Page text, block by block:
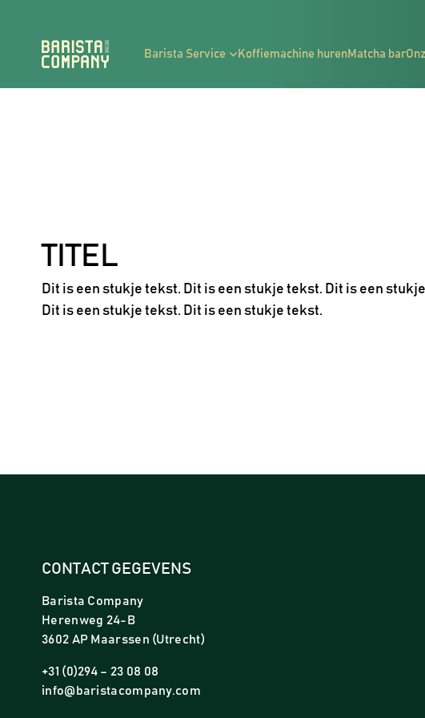
Barista Service Koffiemachine hurenMatcha bar
TITEL
Dit is een stukje tekst. Dit is een stukje tekst. Dit is een
Dit is een stukje tekst. Dit is een stukje tekst.
CONTACT GEGEVENS
Barista Company
Herenweg 24-B
3602 AP Maarssen (Utrecht)
+31 (0)294 – 23 08 08
info@baristacompany.com